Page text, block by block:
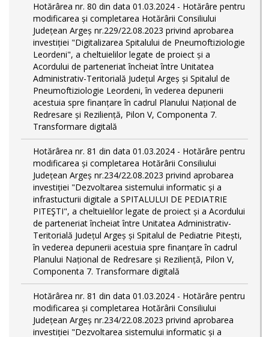
Hotărârea nr. 80 din data 01.03.2024 - Hotărâre pentru
modificarea și completarea Hotărârii Consiliului
Județean Argeș nr.229/22.08.2023 privind aprobarea
investiției "Digitalizarea Spitalului de Pneumoftiziologie
Leordeni", a cheltuielilor legate de proiect și a
Acordului de parteneriat încheiat între Unitatea
Administrativ-Teritorială Județul Argeș și Spitalul de
Pneumoftiziologie Leordeni, în vederea depunerii
acestuia spre finanțare în cadrul Planului Național de
Redresare și Reziliență, Pilon V, Componenta 7.
Transformare digitală
Hotărârea nr. 81 din data 01.03.2024 - Hotărâre pentru
modificarea și completarea Hotărârii Consiliului
Județean Argeș nr.234/22.08.2023 privind aprobarea
investiției "Dezvoltarea sistemului informatic și a
infrastucturii digitale a SPITALULUI DE PEDIATRIE
PITEŞTI", a cheltuielilor legate de proiect și a Acordului
de parteneriat încheiat între Unitatea Administrativ-
Teritorială Județul Argeș și Spitalul de Pediatrie Pitești,
în vederea depunerii acestuia spre finanțare în cadrul
Planului Național de Redresare și Reziliență, Pilon V,
Componenta 7. Transformare digitală
Hotărârea nr. 81 din data 01.03.2024 - Hotărâre pentru
modificarea și completarea Hotărârii Consiliului
Județean Argeș nr.234/22.08.2023 privind aprobarea
investiției "Dezvoltarea sistemului informatic și a